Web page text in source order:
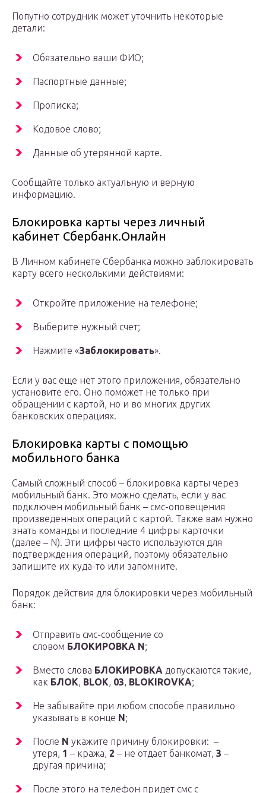
Попутно сотрудник может уточнить некоторые
детали:
Обязательно ваши ФИО;
Паспортные данные;
Прописка;
Кодовое слово;
Данные об утерянной карте.
Сообщайте только актуальную и верную
информацию.
Блокировка карты через личный
кабинет Сбербанк.Онлайн
В Личном кабинете Сбербанка можно заблокировать
карту всего несколькими действиями:
Откройте приложение на телефоне;
Выберите нужный счет;
Нажмите «Заблокировать».
Если у вас еще нет этого приложения, обязательно
установите его. Оно поможет не только при
обращении с картой, но и во многих других
банковских операциях.
Блокировка карты с помощью
мобильного банка
Самый сложный способ – блокировка карты через
мобильный банк. Это можно сделать, если у вас
подключен мобильный банк – смс-оповещения
произведенных операций с картой. Также вам нужно
знать команды и последние 4 цифры карточки
(далее – N). Эти цифры часто используются для
подтверждения операций, поэтому обязательно
запишите их куда-то или запомните.
Порядок действия для блокировки через мобильный
банк:
Отправить смс-сообщение со
словом БЛОКИРОВКА N;
Вместо слова БЛОКИРОВКА допускаются такие,
как БЛОК, BLOK, 03, BLOKIROVKA;
Не забывайте при любом способе правильно
указывать в конце N;
После N укажите причину блокировки: –
утеря, 1 – кража, 2 – не отдает банкомат, 3 –
другая причина;
После этого на телефон придет смс с